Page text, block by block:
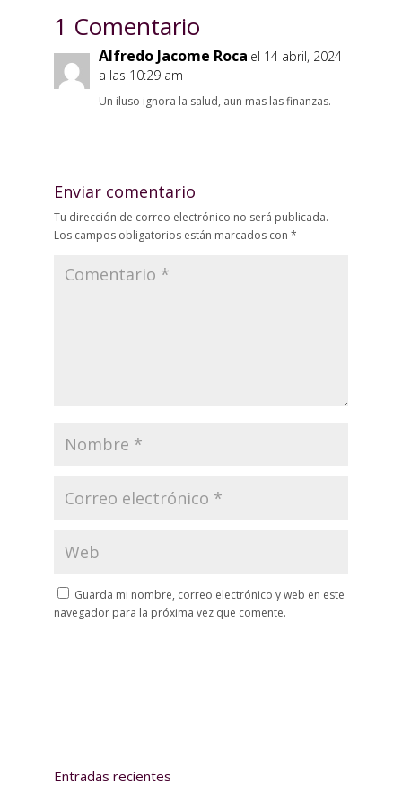
1 Comentario
Alfredo Jacome Roca el 14 abril, 2024
a las 10:29 am
Un iluso ignora la salud, aun mas las finanzas.
Enviar comentario
Tu dirección de correo electrónico no será publicada.
Los campos obligatorios están marcados con *
Guarda mi nombre, correo electrónico y web en este
navegador para la próxima vez que comente.
Entradas recientes